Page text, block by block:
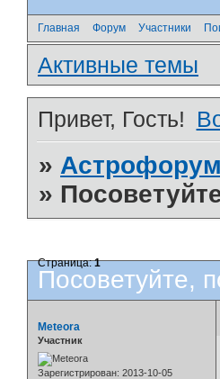
Главная Форум Участники
Активные темы
Привет, Гость!
»
»
Посоветуйте,
Страница:1
Meteora
Участник
Зарегистрирован: 2013-10-05